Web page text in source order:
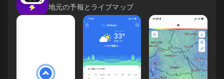
地元の予報とライブマップ